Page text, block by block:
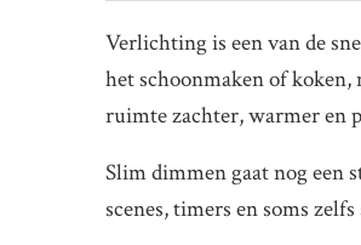
Verlichting is een van de
het schoonmaken of
ruimte zachter, warmer en
Slim dimmen gaat nog een
scenes, timers en soms